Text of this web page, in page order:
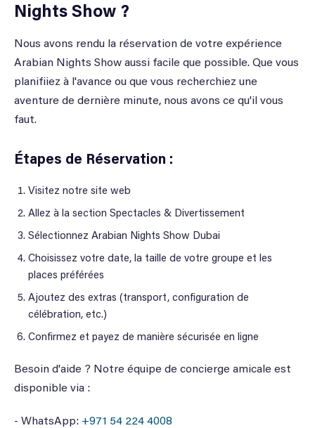
Nights Show ?
Nous avons rendu la réservation de votre expérience
Arabian Nights Show aussi facile que possible. Que vous
planifiiez à l'avance ou que vous recherchiez une
aventure de dernière minute, nous avons ce qu'il vous
faut.
Étapes de Réservation :
Visitez notre site web
Allez à la section Spectacles & Divertissement
Sélectionnez Arabian Nights Show Dubai
Choisissez votre date, la taille de votre groupe et les
places préférées
Ajoutez des extras (transport, configuration de
célébration, etc.)
Confirmez et payez de manière sécurisée en ligne
Besoin d'aide ? Notre équipe de concierge amicale est
disponible via :
- WhatsApp: +971 54 224 4008